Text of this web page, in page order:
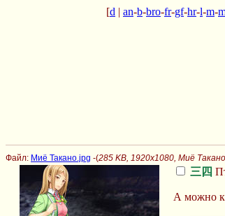
[d | an-b-bro-fr-gf-hr-l-m-
Файл: Миё Такано.jpg -(285 KB, 1920x1080, Миё
三四
А можно